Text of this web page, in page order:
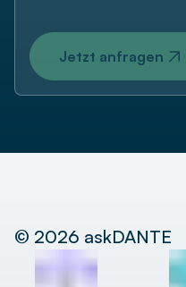
Jetzt anfragen
© 2026 askDANTE